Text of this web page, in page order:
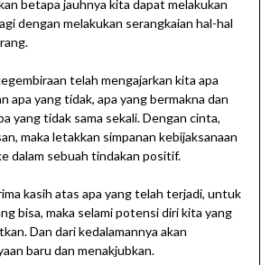
betapa jauhnya kita dapat melakukan
dengan melakukan serangkaian hal-hal
telah mengajarkan kita apa
apa yang tidak, apa yang bermakna dan
yang tidak sama sekali. Dengan cinta,
maka letakkan simpanan kebijaksanaan
dalam sebuah tindakan positif.
kasih atas apa yang telah terjadi, untuk
bisa, maka selami potensi diri kita yang
Dan dari kedalamannya akan
baru dan menakjubkan.